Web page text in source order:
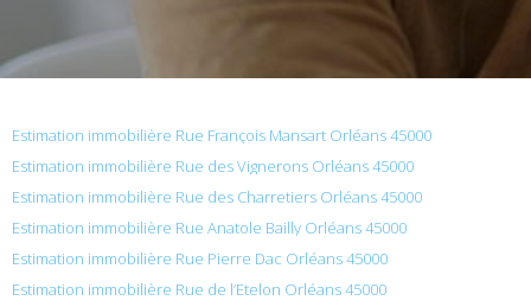
Estimation immobilière Rue François Mansart Orléans 45000
Estimation immobilière Rue des Vignerons Orléans 45000
Estimation immobilière Rue des Charretiers Orléans 45000
Estimation immobilière Rue Anatole Bailly Orléans 45000
Estimation immobilière Rue Pierre Dac Orléans 45000
Estimation immobilière Rue de l’Etelon Orléans 45000